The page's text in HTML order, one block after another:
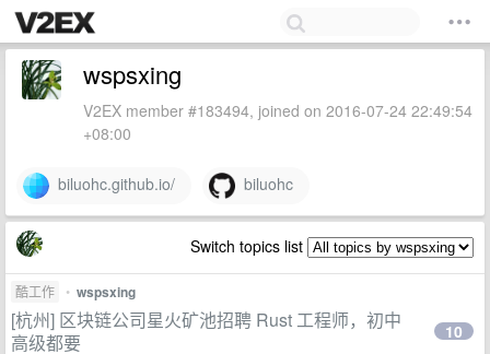
wspsxing
V2EX member #183494, joined on 2016-07-24 22:49:54
+08:00
biluohc.github.io/ biluohc
Switch topics list
酷工作 • wspsxing
[杭州] 区块链公司星火矿池招聘 Rust 工程师，初中
高级都要
10